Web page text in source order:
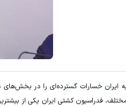
ایران خسارات گسترده‌ای را در
فدراسیون کشتی ایران یکی از
کنید